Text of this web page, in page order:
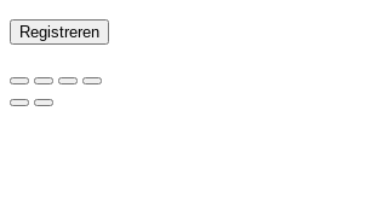
Registreren